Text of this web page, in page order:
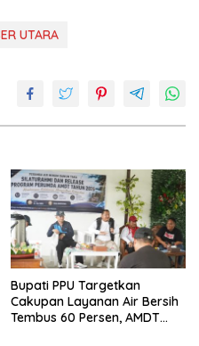
UTARA
Bupati PPU Targetkan
Cakupan Layanan Air Bersih
Tembus 60 Persen, AMDT